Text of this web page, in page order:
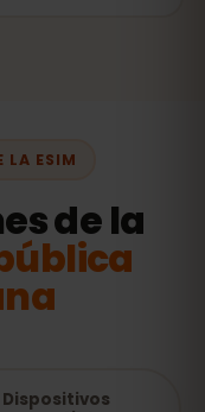
LA ESIM
de la
Dispositivos